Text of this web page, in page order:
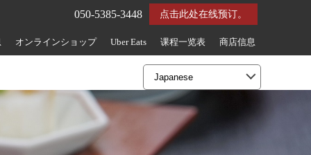
点击此处在线预订。
050-5385-3448
オンラインショップ Uber Eats 课程一览表 商店信息